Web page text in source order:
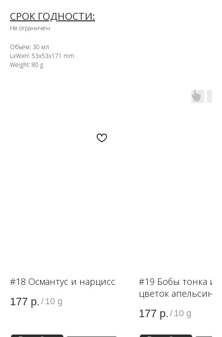
СРОК ГОДНОСТИ:
Не ограничен
Объём: 30 мл
LxWxH: 53x53x171 mm
Weight: 80 g
#18 Османтус и нарцисс
177 р. / 10 g
#19 Бобы тонка и
цветок апельсина
177 р. / 10 g